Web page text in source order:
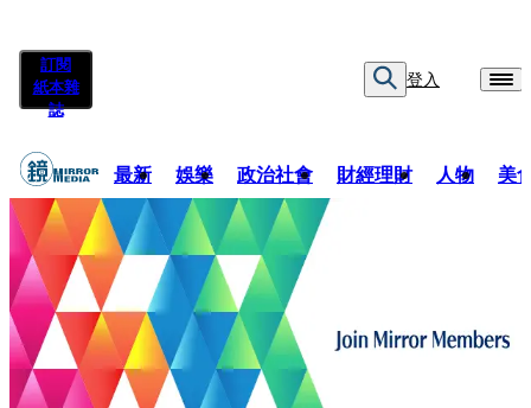
訂閱
紙本雜
誌
登入
最新 娛樂 政治社會 財經理財 人物 美